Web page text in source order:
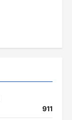
911